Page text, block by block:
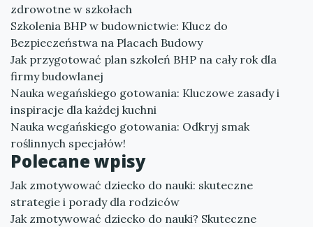
zdrowotne w szkołach
Szkolenia BHP w budownictwie: Klucz do
Bezpieczeństwa na Placach Budowy
Jak przygotować plan szkoleń BHP na cały rok dla
firmy budowlanej
Nauka wegańskiego gotowania: Kluczowe zasady i
inspiracje dla każdej kuchni
Nauka wegańskiego gotowania: Odkryj smak
roślinnych specjałów!
Polecane wpisy
Jak zmotywować dziecko do nauki: skuteczne
strategie i porady dla rodziców
Jak zmotywować dziecko do nauki? Skuteczne